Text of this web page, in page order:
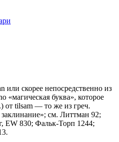
или скорее непосредственно из
«магическая буква», которое
от tilsam — то же из греч.
см. Литтман 92;
ЕW 830; Фальк-Торп 1244;